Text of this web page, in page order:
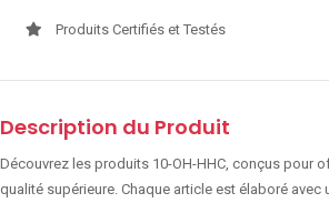
Produits Certifiés et Testés
Description du Produit
Découvrez les produits 10-OH-HHC, conçus pour
qualité supérieure. Chaque article est élaboré